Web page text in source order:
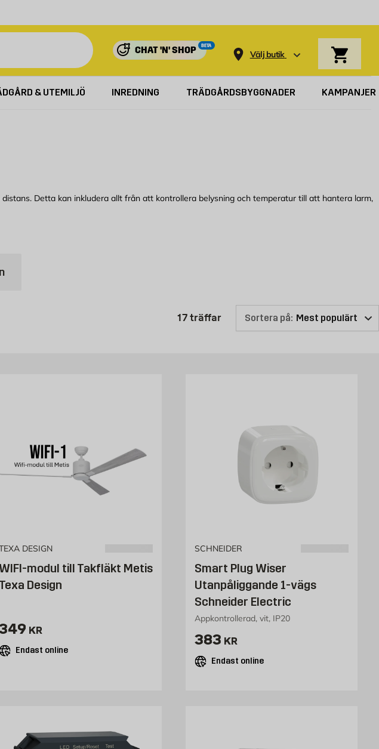
CHAT 'N' SHOP
BETA
Välj butik
& UTEMILJÖ INREDNING TRÄDGÅRDSBYGGNADER KAMPANJER
Detta kan inkludera allt från att kontrollera belysning och temperatur till att hantera larm,
till din närmaste Byggmax-butik eller kolla här online för att se vilka produkter som vi kan
17 träffarProduktlistan är uppdaterad:
Sortera på:
DESIGN
WIFI-modul till Takfläkt Metis
Texa Design
349 kr
KR
Endast online
SCHNEIDER
Smart Plug Wiser
Utanpåliggande 1-vägs
Schneider Electric
Appkontrollerad, vit, IP20
Pris 383 kr
383 KR
Endast online